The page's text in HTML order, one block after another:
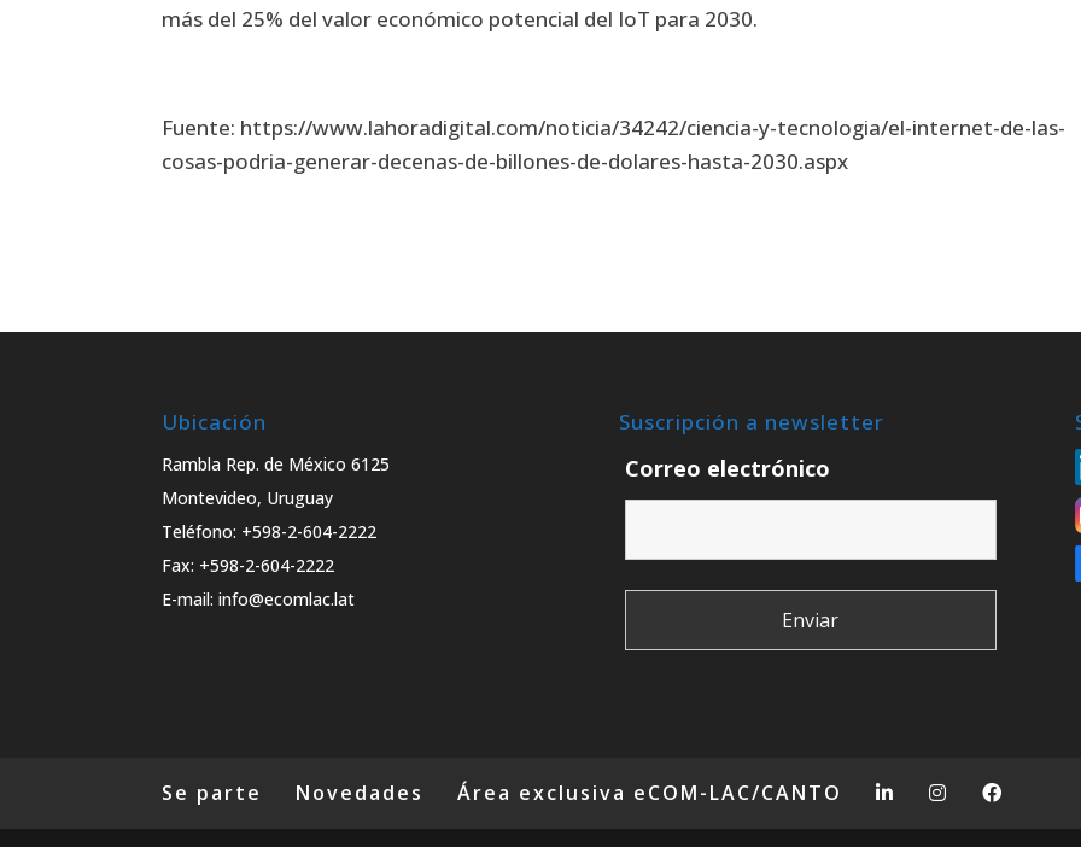
más del 25% del valor económico potencial del IoT para 2030.
Fuente: https://www.lahoradigital.com/noticia/34242/ciencia-y-tecnologia/el-internet-de-las-
cosas-podria-generar-decenas-de-billones-de-dolares-hasta-2030.aspx
Ubicación
Rambla Rep. de México 6125
Montevideo, Uruguay
Teléfono: +598-2-604-2222
Fax: +598-2-604-2222
E-mail: info@ecomlac.lat
Suscripción a newsletter
Correo electrónico
Se parte Novedades Área exclusiva eCOM-LAC/CANTO